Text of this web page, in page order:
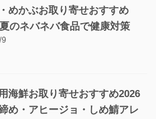
めかぶお取り寄せおすすめ
のネバネバ食品で健康対策
9
海鮮お取り寄せおすすめ2026
締め・アヒージョ・しめ鯖アレ